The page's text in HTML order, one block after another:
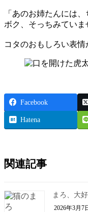
「あのお姉たんには
ボク、そっちみていま
コタのおもしろい表情
Facebook
Hatena
関連記事
まろ、大
2026年3月7